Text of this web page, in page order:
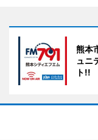
熊本
ュニ
ト!!